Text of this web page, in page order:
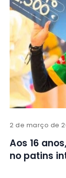
2 de março de
Aos 16
no patins